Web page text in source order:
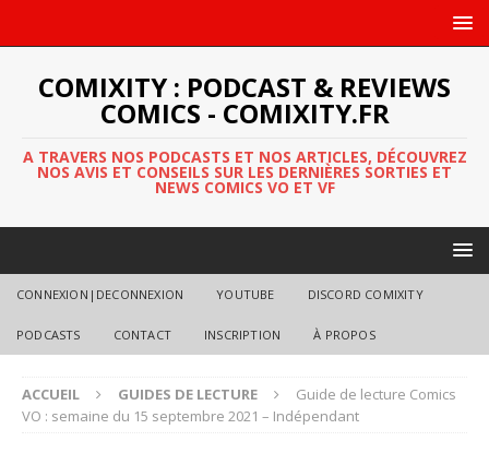
COMIXITY : PODCAST & REVIEWS
COMICS - COMIXITY.FR
A TRAVERS NOS PODCASTS ET NOS ARTICLES, DÉCOUVREZ
NOS AVIS ET CONSEILS SUR LES DERNIÈRES SORTIES ET
NEWS COMICS VO ET VF
CONNEXION|DECONNEXION YOUTUBE DISCORD COMIXITY
PODCASTS CONTACT INSCRIPTION À PROPOS
ACCUEIL GUIDES DE LECTURE
Guide de lecture Comics
VO : semaine du 15 septembre 2021 – Indépendant